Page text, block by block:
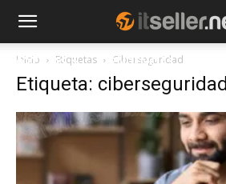
NOTICIAS TENDENCIAS
Inicio Etiquetas Ciberseguridad
Etiqueta: ciberseguridad